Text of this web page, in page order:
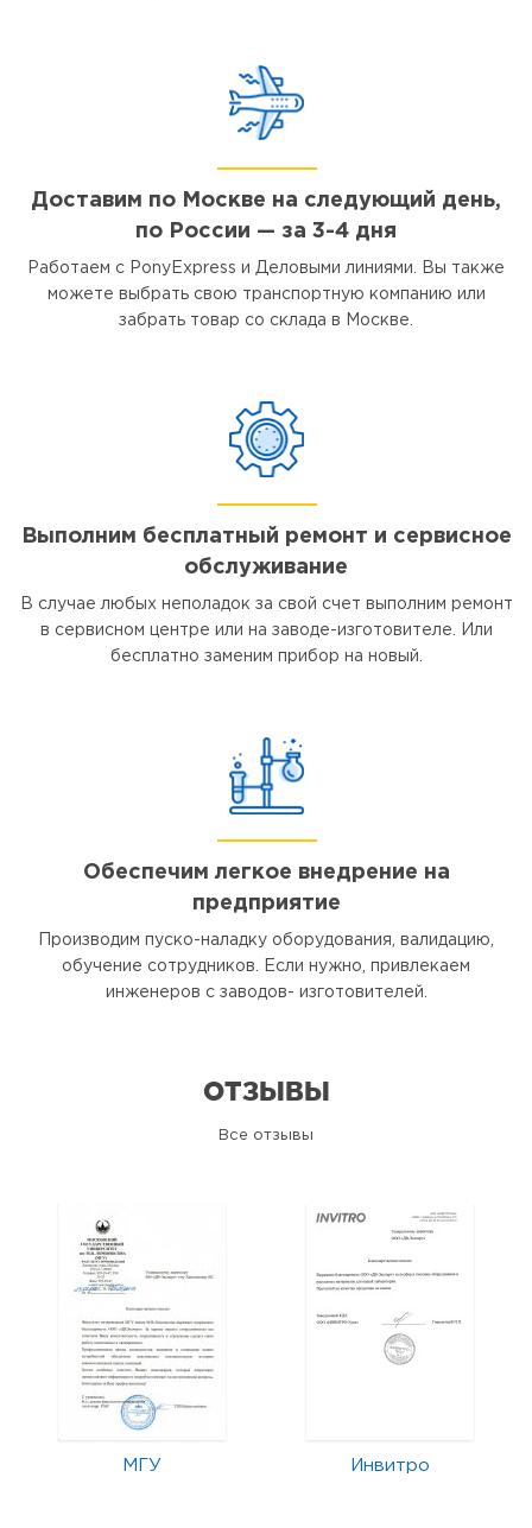
Доставим по Москве на следующий день,
по России — за 3-4 дня
Работаем с PonyExpress и Деловыми линиями. Вы также
можете выбрать свою транспортную компанию или
забрать товар со склада в Москве.
Выполним бесплатный ремонт и сервисное
обслуживание
В случае любых неполадок за свой счет выполним ремонт
в сервисном центре или на заводе-изготовителе. Или
бесплатно заменим прибор на новый.
Обеспечим легкое внедрение на
предприятие
Производим пуско-наладку оборудования, валидацию,
обучение сотрудников. Если нужно, привлекаем
инженеров с заводов- изготовителей.
ОТЗЫВЫ
Все отзывы
МГУ Инвитро